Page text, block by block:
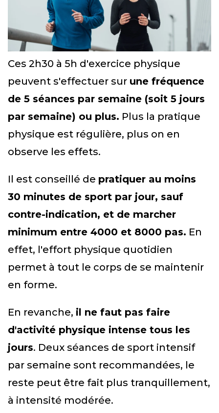
Ces 2h30 à 5h d'exercice physique
peuvent s'effectuer sur une fréquence
de 5 séances par semaine (soit 5 jours
par semaine) ou plus. Plus la pratique
physique est régulière, plus on en
observe les effets.
Il est conseillé de pratiquer au moins
30 minutes de sport par jour, sauf
contre-indication, et de marcher
minimum entre 4000 et 8000 pas. En
effet, l'effort physique quotidien
permet à tout le corps de se maintenir
en forme.
En revanche, il ne faut pas faire
d'activité physique intense tous les
jours. Deux séances de sport intensif
par semaine sont recommandées, le
reste peut être fait plus tranquillement,
à intensité modérée.